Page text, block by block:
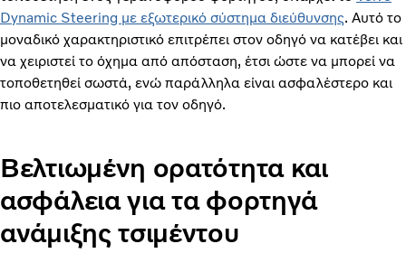
Dynamic Steering με εξωτερικό σύστημα διεύθυνσης. Αυτό το
μοναδικό χαρακτηριστικό επιτρέπει στον οδηγό να κατέβει και
να χειριστεί το όχημα από απόσταση, έτσι ώστε να μπορεί να
τοποθετηθεί σωστά, ενώ παράλληλα είναι ασφαλέστερο και
πιο αποτελεσματικό για τον οδηγό.
Βελτιωμένη ορατότητα και
ασφάλεια για τα φορτηγά
ανάμιξης τσιμέντου